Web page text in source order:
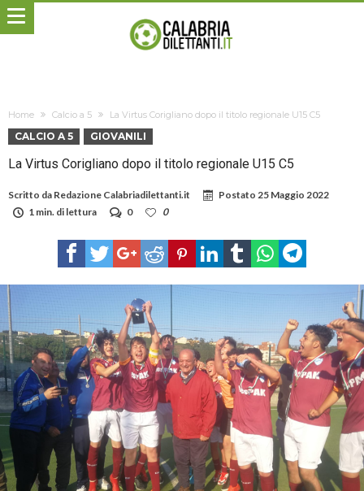
Home Calcio a 5 La Virtus Corigliano dopo il titolo regionale U15 C5
CALCIO A 5 GIOVANILI
La Virtus Corigliano dopo il titolo regionale U15 C5
Scritto da Redazione Calabriadilettanti.it Postato 25 Maggio 2022
1 min. di lettura
0 0